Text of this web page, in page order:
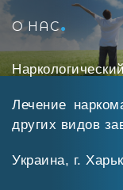
О НАС
Лечение
других видов
Украина, г.